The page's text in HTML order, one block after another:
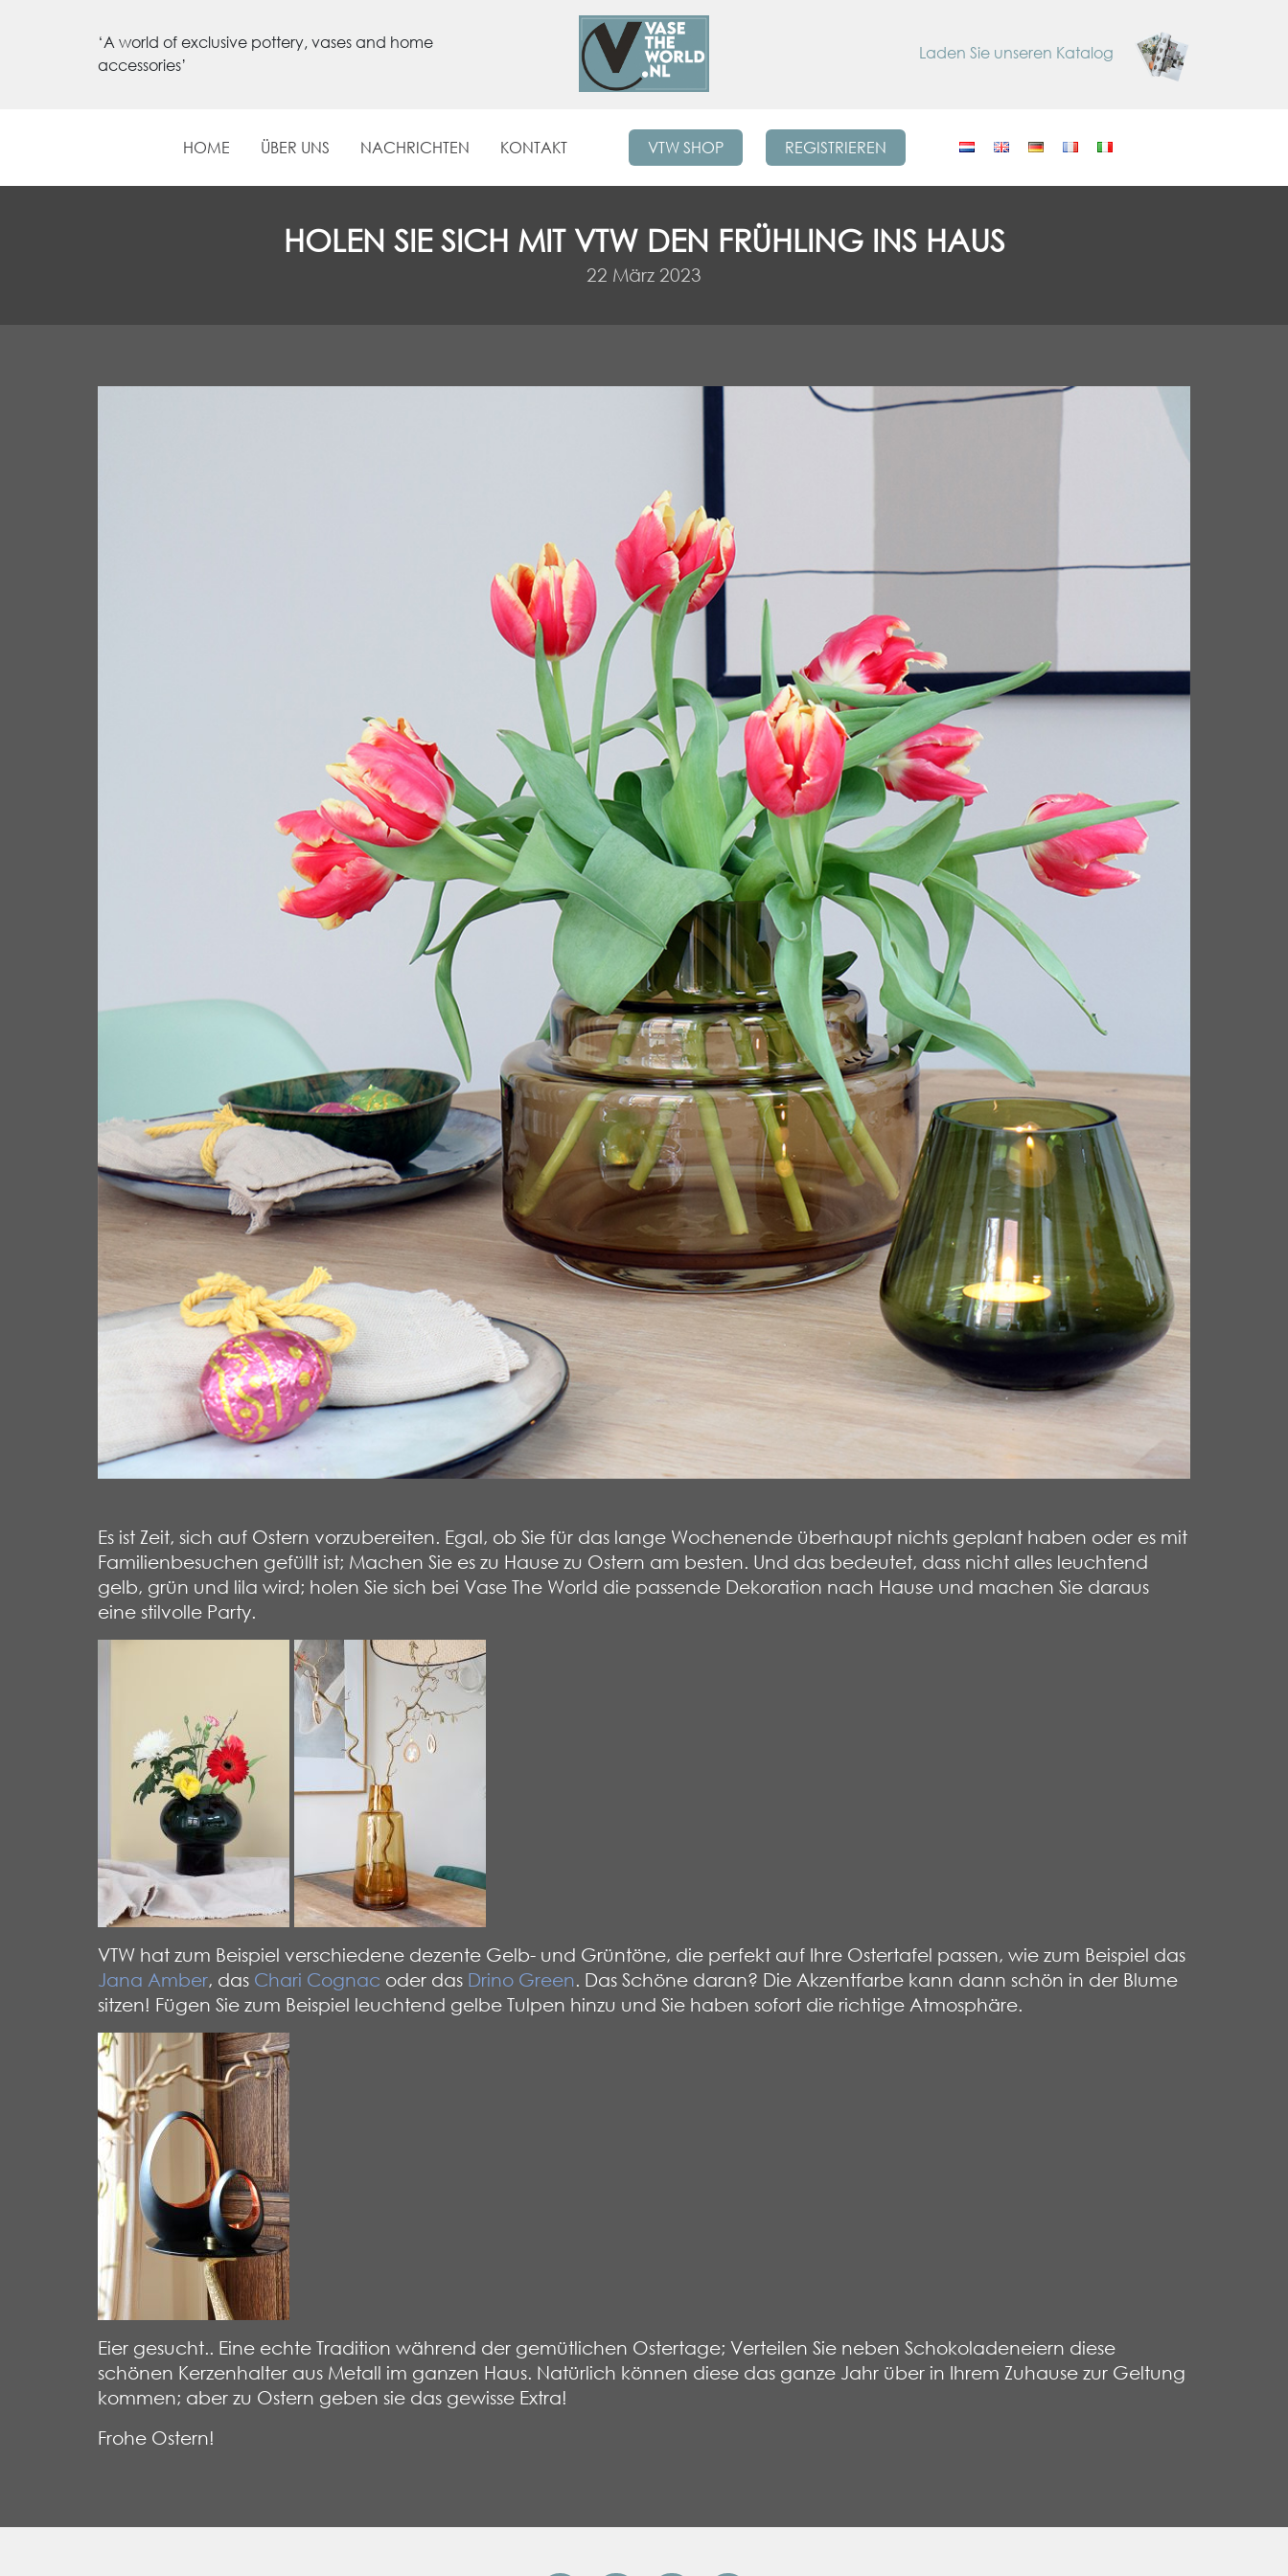
‘A world of exclusive pottery, vases and home
accessories’
Laden Sie unseren Katalog
HOME ÜBER UNS NACHRICHTEN KONTAKT VTW SHOP REGISTRIEREN
HOLEN SIE SICH MIT VTW DEN FRÜHLING INS HAUS
22 März 2023
Es ist Zeit, sich auf Ostern vorzubereiten. Egal, ob Sie für das lange Wochenende überhaupt nichts geplant haben oder es mit
Familienbesuchen gefüllt ist; Machen Sie es zu Hause zu Ostern am besten. Und das bedeutet, dass nicht alles leuchtend
gelb, grün und lila wird; holen Sie sich bei Vase The World die passende Dekoration nach Hause und machen Sie daraus
eine stilvolle Party.
VTW hat zum Beispiel verschiedene dezente Gelb- und Grüntöne, die perfekt auf Ihre Ostertafel passen, wie zum Beispiel das
Jana Amber, das Chari Cognac oder das Drino Green. Das Schöne daran? Die Akzentfarbe kann dann schön in der Blume
sitzen! Fügen Sie zum Beispiel leuchtend gelbe Tulpen hinzu und Sie haben sofort die richtige Atmosphäre.
Eier gesucht.. Eine echte Tradition während der gemütlichen Ostertage; Verteilen Sie neben Schokoladeneiern diese
schönen Kerzenhalter aus Metall im ganzen Haus. Natürlich können diese das ganze Jahr über in Ihrem Zuhause zur Geltung
kommen; aber zu Ostern geben sie das gewisse Extra!
Frohe Ostern!